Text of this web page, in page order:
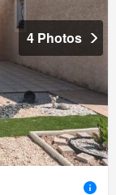
4 Photos